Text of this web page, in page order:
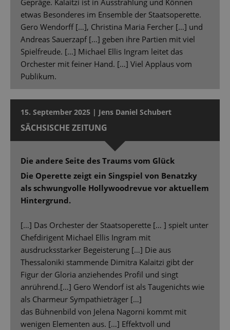
Gepräge. Kalaitzi ist in Ausstrahlung und Können
etwas Besonderes im Ensemble der Staatsoperette.
Gero Wendorff […], Christina Maria Fercher […] und
Andreas Sauerzapf […] geben ihre Partien mit viel
Spielfreude. […] Michael Ellis Ingram leitet das
Orchester mit feiner Hand. […] Viel Applaus vom
Publikum.
15. September 2025 | Jens Daniel Schubert
SÄCHSISCHE ZEITUNG
Die andere Seite des Traums vom Glück
Die Operette zeigt ein Singspiel von Benatzky
als schwungvolle Hollywoodrevue vor aktuellem
Hintergrund.
[…] Das Orchester der Staatsoperette [… ] spielt unter
Chefdirigent Michael Ellis Ingram mit
ausdrucksstarker Begeisterung […] Die aus
Thessaloniki stammende Dimitra Kalaitzi gibt der
Figur der Gloria anziehendes Profil und singt
anrührend.[…] Gero Wendorf ist als Taugenichts wie
als Charmeur Sympathieträger […]
das Bühnenbild von Jelena Nagorni kommt mit
wenigen Elementen aus. […] Effektvoll und